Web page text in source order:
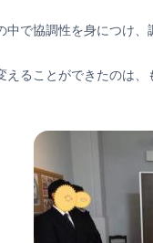
で協調性を身につけ、
えることができたのは